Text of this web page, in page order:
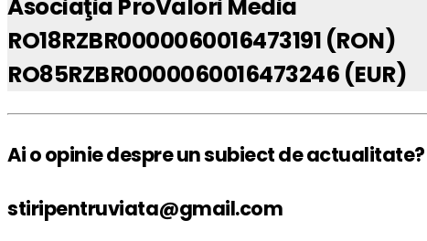
Asociaţia ProValori Media
RO18RZBR0000060016473191 (RON)
RO85RZBR0000060016473246 (EUR)
Ai o opinie despre un subiect de
stiripentruviata@gmail.com